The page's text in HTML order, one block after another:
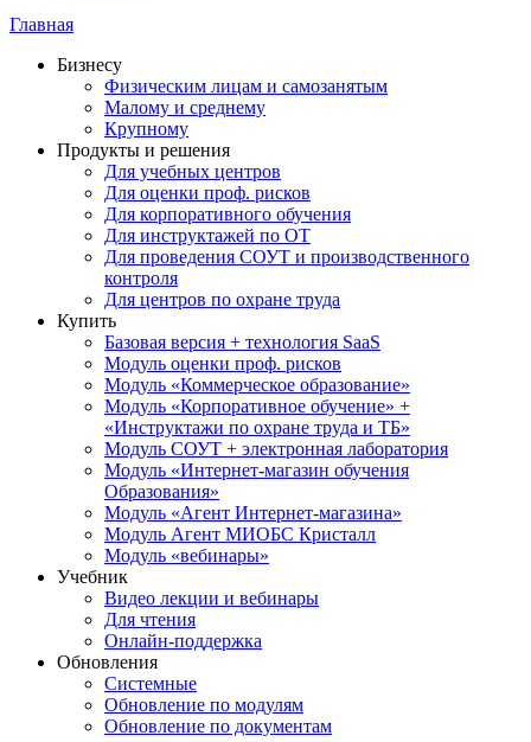
Главная
Бизнесу
Физическим лицам и самозанятым
Малому и среднему
Крупному
Продукты и решения
Для учебных центров
Для оценки проф. рисков
Для корпоративного обучения
Для инструктажей по ОТ
Для проведения СОУТ и производственного
контроля
Для центров по охране труда
Купить
Базовая версия + технология SaaS
Модуль оценки проф. рисков
Модуль «Коммерческое образование»
Модуль «Корпоративное обучение» +
«Инструктажи по охране труда и ТБ»
Модуль СОУТ + электронная лаборатория
Модуль «Интернет-магазин обучения
Образования»
Модуль «Агент Интернет-магазина»
Модуль Агент МИОБС Кристалл
Модуль «вебинары»
Учебник
Видео лекции и вебинары
Для чтения
Онлайн-поддержка
Обновления
Системные
Обновление по модулям
Обновление по документам